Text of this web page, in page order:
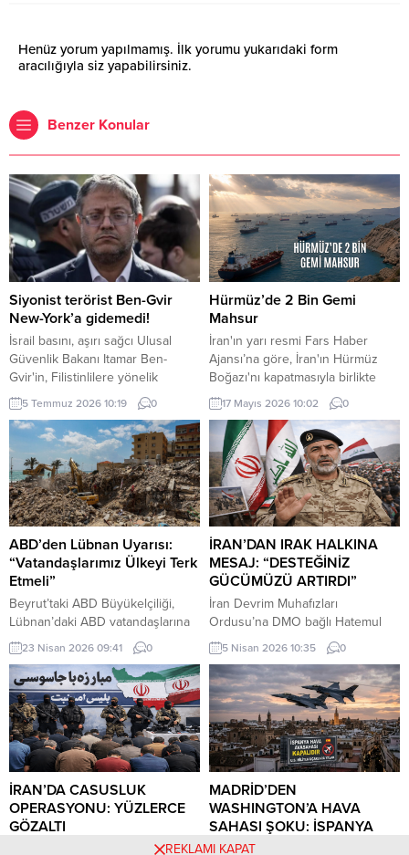
Henüz yorum yapılmamış. İlk yorumu yukarıdaki form
aracılığıyla siz yapabilirsiniz.
Benzer Konular
Siyonist terörist Ben-Gvir
New-York’a gidemedi!
İsrail basını, aşırı sağcı Ulusal
Güvenlik Bakanı Itamar Ben-
Gvir'in, Filistinlilere yönelik
politika ve uygulamaları nedeniyle
"gözaltına alınma" endişesiyle bu
hafta New York'a yapacağı ziyareti
iptal ettiğini ileri sürdü.
5 Temmuz 2026 10:19 0
Hürmüz’de 2 Bin Gemi
Mahsur
İran'ın yarı resmi Fars Haber
Ajansı’na göre, İran'ın Hürmüz
Boğazı'nı kapatmasıyla birlikte
bölgede yaklaşık iki bin gemi ve
20 bin gemi personeli mahsur
kaldı.
17 Mayıs 2026 10:02 0
ABD’den Lübnan Uyarısı:
“Vatandaşlarımız Ülkeyi Terk
Etmeli”
Beyrut’taki ABD Büyükelçiliği,
Lübnan’daki ABD vatandaşlarına
güvenlik durumunun hızla
değişebileceği uyarısında
bulunarak, ticari uçuşlar hâlâ
devam ederken ülkeden
ayrılmalarını tavsiye etti.
23 Nisan 2026 09:41 0
İRAN’DAN IRAK HALKINA
MESAJ: “DESTEĞİNİZ
GÜCÜMÜZÜ ARTIRDI”
İran Devrim Muhafızları
Ordusu’na DMO bağlı Hatemul
Enbiya Merkez Karargahı
Sözcüsü İbrahim Zülfikari,
Hürmüz Boğazı üzerinden
uygulanan kısıtlamalara ilişkin
yaptığı açıklamada, Irak’ın bu
kısıtlamalardan muaf tutulacağını
belirtti.
5 Nisan 2026 10:35 0
İRAN’DA CASUSLUK
OPERASYONU: YÜZLERCE
GÖZALTI
Gilan eyaletinde yürütülen
MADRİD’DEN
WASHINGTON’A HAVA
SAHASI ŞOKU: İSPANYA
KAPILARI KAPATTI!
REKLAMI KAPAT